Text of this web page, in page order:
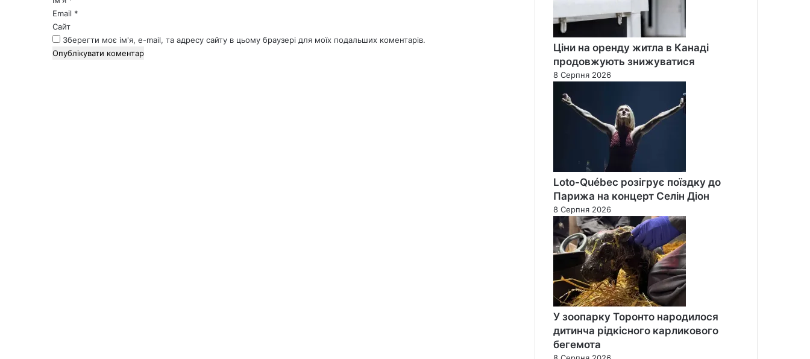
Email *
Сайт
Зберегти моє ім'я, e-mail, та адресу сайту в цьому браузері для моїх подальших коментарів.
Ціни на оренду житла в Канаді
продовжують знижуватися
8 Серпня 2026
Loto-Québec розігрує поїздку до
Парижа на концерт Селін Діон
8 Серпня 2026
У зоопарку Торонто народилося
дитинча рідкісного карликового
бегемота